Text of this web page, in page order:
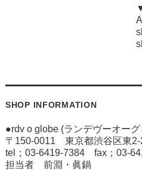
SHOP INFORMATION
●rdv o globe (ランデヴーオーグ
〒150-0011 東京都渋谷区東2-
tel；03-6419-7384 fax；03-
担当者 前淵・眞鍋